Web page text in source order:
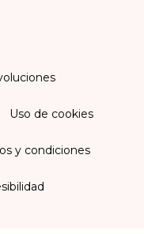
Uso de cookies
y condiciones